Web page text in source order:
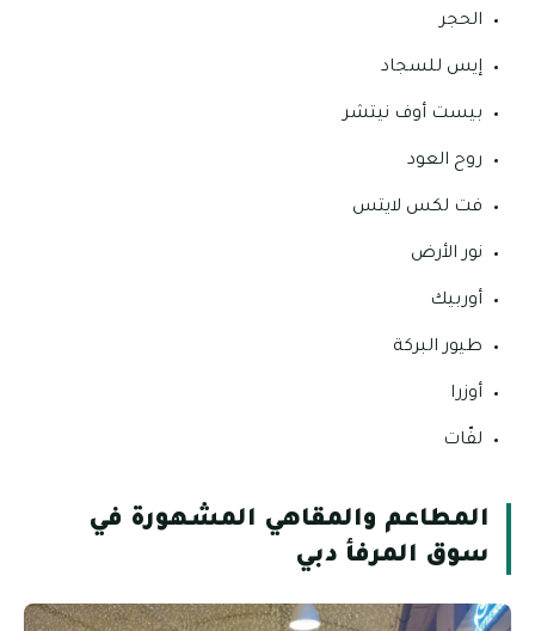
الحجر
إيس للسجاد
بيست أوف نيتشر
روح العود
فت لكس لايتس
نور الأرض
أوربيك
طيور البركة
أوزرا
لفّات
المطاعم والمقاهي المشهورة في
سوق المرفأ دبي